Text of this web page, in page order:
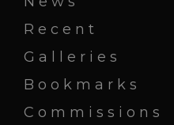
Recent
Galleries
Bookmarks
Commissions